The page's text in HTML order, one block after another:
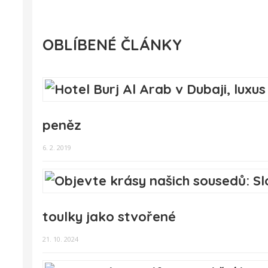
OBLÍBENÉ ČLÁNKY
peněz
6. 2. 2019
toulky jako stvořené
21. 10. 2024